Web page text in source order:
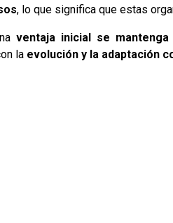
, lo que significa que estas
ventaja inicial se mantenga
la evolución y la adaptación